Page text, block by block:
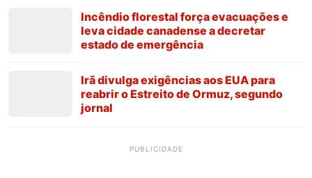
Incêndio florestal força evacuações e
leva cidade canadense a decretar
estado de emergência
Irã divulga exigências aos EUA para
reabrir o Estreito de Ormuz, segundo
jornal
PUBLICIDADE